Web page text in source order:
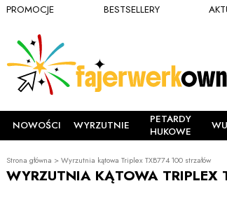
PROMOCJE BESTSELLERY
NOWOŚCI WYRZUTNIE
PETARDY
HUKOWE
Strona główna >Wyrzutnia kątowa Triplex TXB774 100 strzałów
WYRZUTNIA KĄTOWA